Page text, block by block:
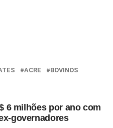
ACRE
BOVINOS
6 milhões por ano com
governadores